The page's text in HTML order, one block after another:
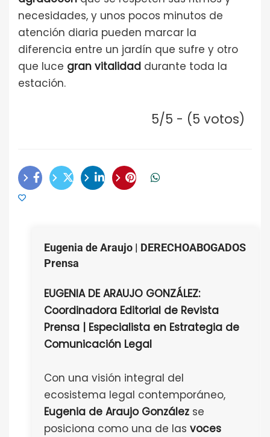
necesidades, y unos pocos minutos de
atención diaria pueden marcar la
diferencia entre un jardín que sufre y otro
que luce gran vitalidad durante toda la
estación.
5/5 - (5 votos)
Eugenia de Araujo | DERECHOABOGADOS
Prensa
EUGENIA DE ARAUJO GONZÁLEZ:
Coordinadora Editorial de Revista
Prensa | Especialista en Estrategia de
Comunicación Legal
Con una visión integral del
ecosistema legal contemporáneo,
Eugenia de Araujo González se
posiciona como una de las voces